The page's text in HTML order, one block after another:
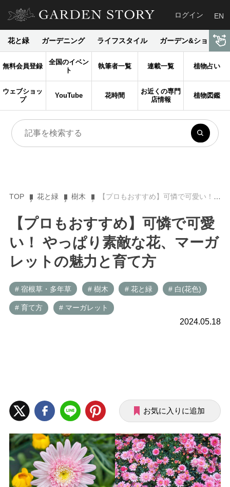
ログイン EN
花と緑 ガーデニング ライフスタイル ガーデン&ショップ
無料会員登録
全国のイベン
ト
執筆者一覧 連載一覧 植物占い
ウェブショッ
プ
YouTube 花時間
お近くの専門
店情報
植物図鑑
TOP 花と緑 樹木 【プロもおすすめ】可憐で可愛い！ やっぱり素敵な花、マーガレットの魅力と育て方
【プロもおすすめ】可憐で可愛
い！ やっぱり素敵な花、マーガ
レットの魅力と育て方
# 宿根草・多年草 # 樹木 # 花と緑 # 白(花色)
# 育て方 # マーガレット
2024.05.18
お気に入りに追加